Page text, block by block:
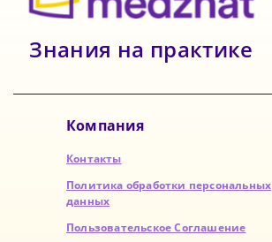
Знания на практике
Компания
Контакты
Политика обработки персональных
данных
Пользовательское Соглашение